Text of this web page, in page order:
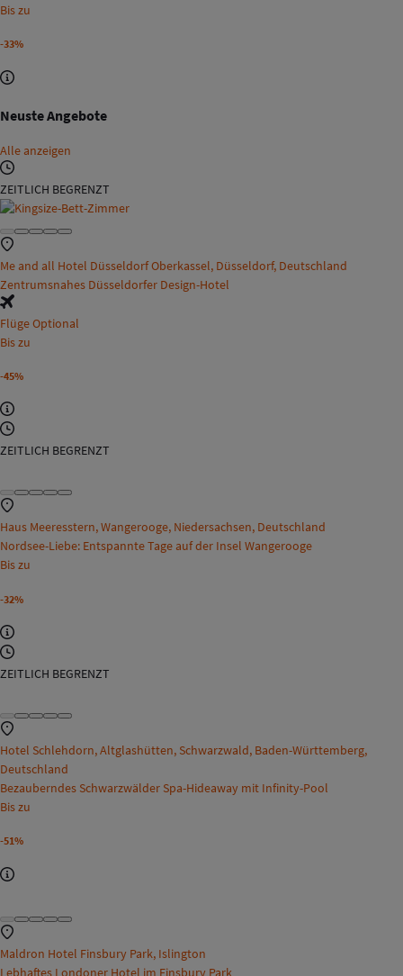
Bis zu
-33%
Neuste Angebote
Alle anzeigen
ZEITLICH BEGRENZT
Me and all Hotel Düsseldorf Oberkassel, Düsseldorf, Deutschland
Zentrumsnahes Düsseldorfer Design-Hotel
Flüge Optional
Bis zu
-45%
ZEITLICH BEGRENZT
Haus Meeresstern, Wangerooge, Niedersachsen, Deutschland
Nordsee-Liebe: Entspannte Tage auf der Insel Wangerooge
Bis zu
-32%
ZEITLICH BEGRENZT
Hotel Schlehdorn, Altglashütten, Schwarzwald, Baden-Württemberg,
Deutschland
Bezauberndes Schwarzwälder Spa-Hideaway mit Infinity-Pool
Bis zu
-51%
Maldron Hotel Finsbury Park, Islington
Lebhaftes Londoner Hotel im Finsbury Park